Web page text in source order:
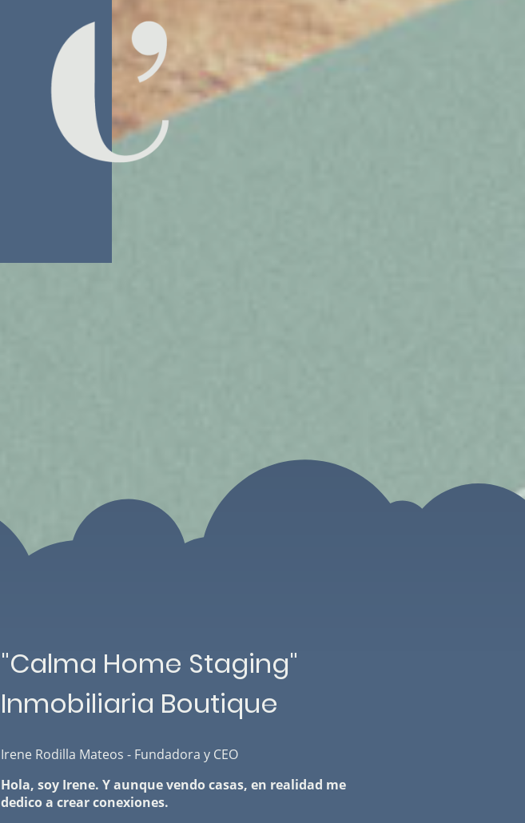
"Calma Home Staging"
Inmobiliaria Boutique
Irene Rodilla Mateos - Fundadora y CEO
Hola, soy Irene. Y aunque vendo casas, en realidad me
dedico a crear conexiones.